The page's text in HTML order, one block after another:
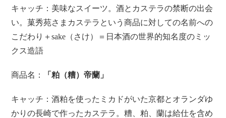
キャッチ：美味なスイーツ。酒とカステラの禁断の出会
い。菓秀苑さまカステラという商品に対しての名前への
こだわり＋sake（さけ）＝日本酒の世界的知名度のミッ
クス造語
商品名： 「粕（糟）帝蘭」
キャッチ：酒粕を使ったミカドがいた京都とオランダゆ
かりの長崎で作ったカステラ。糟、粕、蘭は給仕を含め